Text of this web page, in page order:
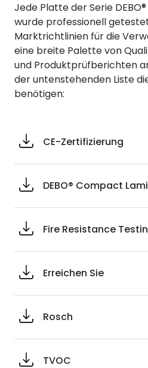
Jede Platte der Serie
wurde professionell
Marktrichtlinien für die
eine breite Palette von
und Produktprüfberichten
der untenstehenden Liste
benötigen:
CE-Zertifizierung
DEBO® Compact
Fire Resistance
Erreichen Sie
Rosch
TVOC